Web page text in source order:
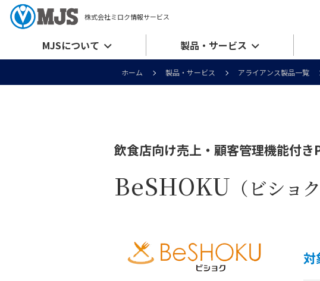
株式会社ミロク情報サービス
MJSについて 製品・サービス
ホーム 製品・サービス アライアンス製品一覧
飲食店向け売上・顧客管理機能付き
BeSHOKU （ビショク
対